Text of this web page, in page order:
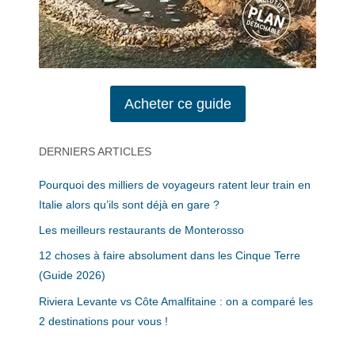
Acheter ce guide
DERNIERS ARTICLES
Pourquoi des milliers de voyageurs ratent leur train en
Italie alors qu’ils sont déjà en gare ?
Les meilleurs restaurants de Monterosso
12 choses à faire absolument dans les Cinque Terre
(Guide 2026)
Riviera Levante vs Côte Amalfitaine : on a comparé les
2 destinations pour vous !